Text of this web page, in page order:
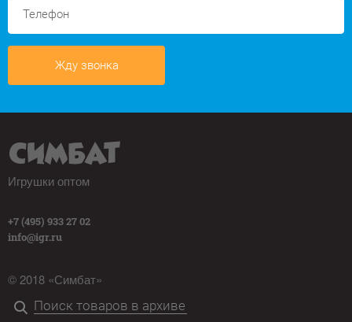
Жду звонка
Игрушки оптом
+7 (495) 933 27 02
info@igr.ru
© 2018 «Симбат»